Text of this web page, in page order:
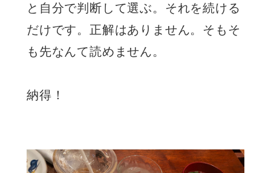
と自分で判断して選ぶ。それを続ける
だけです。正解はありません。そもそ
も先なんて読めません。
納得！